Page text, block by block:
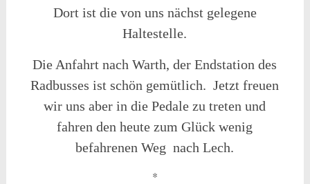
Dort ist die von uns nächst gelegene
Haltestelle.
Die Anfahrt nach Warth, der Endstation des
Radbusses ist schön gemütlich. Jetzt freuen
wir uns aber in die Pedale zu treten und
fahren den heute zum Glück wenig
befahrenen Weg nach Lech.
*